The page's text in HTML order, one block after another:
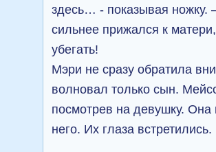
здесь… - показывая ножку.
сильнее прижался к
убегать!
Мэри не сразу обратила
волновал только сын.
посмотрев на девушку.
него. Их глаза встретились.